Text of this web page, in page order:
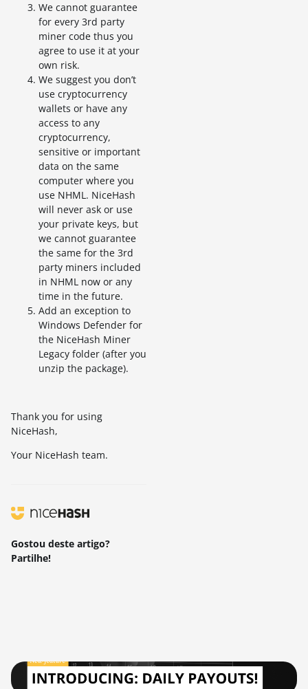
We cannot guarantee
for every 3rd party
miner code thus you
agree to use it at your
own risk.
We suggest you don’t
use cryptocurrency
wallets or have any
access to any
cryptocurrency,
sensitive or important
data on the same
computer where you
use NHML. NiceHash
will never ask or use
your private keys, but
we cannot guarantee
the same for the 3rd
party miners included
in NHML now or any
time in the future.
Add an exception to
Windows Defender for
the NiceHash Miner
Legacy folder (after you
unzip the package).
Thank you for using
NiceHash,
Your NiceHash team.
Gostou deste artigo?
Partilhe!